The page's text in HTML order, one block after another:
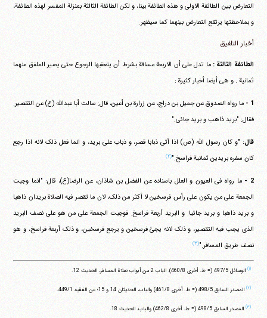
التعارض بین الطائفة الاولی و هذه الطائفة بینا، و لکن الطائفة الثالثة بمنزلة المفسر لهذه الطائفة،
و بملاحظتها یرتقع التعارض بینهما کما سیظهر.
أخبار التلفیق
الطائفة الثالثة :ما تدل علی أن الاربعة مسافة بشرط أن یتعقبها الرجوع حتی یصیر الملفق منهما
ثمانیة . و هی أیضا أخبار کثیرة :
1 -
ما رواه الصدوق عن جمیل بن دراج، عن زرارة بن أعین، قال: سالت أبا عبدالله (ع) عن التقصیر.
فقال: "برید ذاهب و برید جائی."
قال: "و کان رسول الله (ص) اذا أتی ذبابا قصر، و ذباب علی برید، و انما فعل ذلک لانه اذا رجع
کان سفره بریدین ثمانیة فراسخ."(۲)
2 -
ما رواه فی العیون و العلل باسناده عن الفضل بن شاذان، عن الرضا(ع)، قال: "انما وجبت
الجمعة علی من یکون علی رأس فرسخین لا أکثر من ذلک، لان ما تقصر فیه الصلاة بریدان ذاهبا
و برید ذاهبا و برید جائیا. و البرید أربعة فراسخ. فوجبت الجمعة علی من هو علی نصف البرید
الذی یجب فیه التقصیر، و ذلک لانه یجئ فرسخین و یرجع فرسخین، و ذلک أربعة فراسخ، و هو
نصف طریق المسافر."(۳)
(۱) الوسائل ‏497/5 (= ط. أخری ‏460/8)، الباب 2 من أبواب صلاة المسافر، الحدیث 12.
(۲) المصدر السابق ‏498/5 (= ط. أخری ‏461/8) والباب، الحدیثان 14 و 15؛ عن الفقیه ‏449/1.
(۳) المصدر السابق ‏498/5 (= ط. أخری ‏462/8) والباب، الحدیث 18.